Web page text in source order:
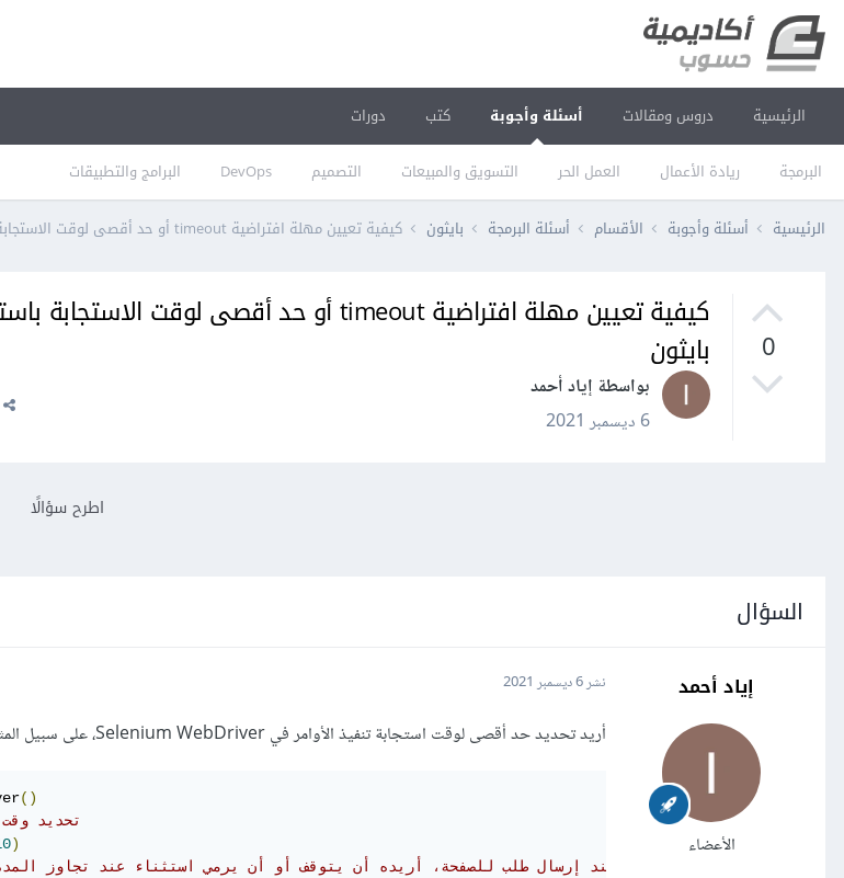
الرئيسية دروس ومقالات أسئلة وأجوبة
البرمجة ريادة الأعمال العمل الحر التسويق والمبيعات التصميم DevOps البرامج والتطبيقات
كتب دورات
الرئيسية أسئلة وأجوبة الأقسام أسئلة البرمجة بايثون كيفية تعيين مهلة افتراضية timeout أو حد أقصى لوقت الاستجابة باستخدام Selenium في بايثون
0
بايثون
بواسطة إياد أحمد
6 ديسمبر 2021
اطرح سؤالًا
السؤال
إياد أحمد
الأعضاء
نشر6 ديسمبر 2021
أريد تحديد حد أقصى لوقت استجابة تنفيذ الأوامر في Selenium WebDriver، على سبيل المثال أريد شيئاً مثل هذا:
()
# تحديد وقت
)
# الآن عند إرسال طلب للصفحة، أريده أن يتوقف أو أن يرمي استثناء عند تجاوز المدة